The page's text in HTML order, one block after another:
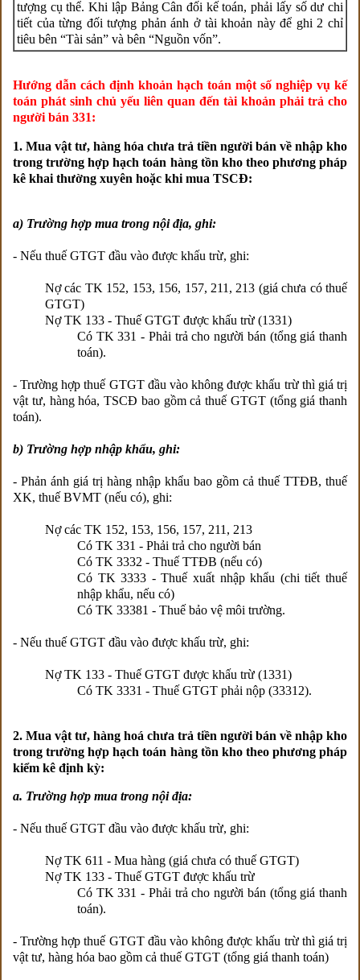
tượng cụ thể. Khi lập Bảng Cân đối kế toán, phải lấy số dư chi
tiết của từng đối tượng phản ánh ở tài khoản này để ghi 2 chỉ
tiêu bên “Tài sản” và bên “Nguồn vốn”.
Hướng dẫn cách định khoản hạch toán một số nghiệp vụ kế
toán phát sinh chủ yếu liên quan đến tài khoản phải trả cho
người bán 331:
1. Mua vật tư, hàng hóa chưa trả tiền người bán về nhập kho
trong trường hợp hạch toán hàng tồn kho theo phương pháp
kê khai thường xuyên hoặc khi mua TSCĐ:
a) Trường hợp mua trong nội địa, ghi:
- Nếu thuế GTGT đầu vào được khấu trừ, ghi:
Nợ các TK 152, 153, 156, 157, 211, 213 (giá chưa có thuế
GTGT)
Nợ TK 133 - Thuế GTGT được khấu trừ (1331)
Có TK 331 - Phải trả cho người bán (tổng giá thanh
toán).
- Trường hợp thuế GTGT đầu vào không được khấu trừ thì giá trị
vật tư, hàng hóa, TSCĐ bao gồm cả thuế GTGT (tổng giá thanh
toán).
b) Trường hợp nhập khẩu, ghi:
- Phản ánh giá trị hàng nhập khẩu bao gồm cả thuế TTĐB, thuế
XK, thuế BVMT (nếu có), ghi:
Nợ các TK 152, 153, 156, 157, 211, 213
Có TK 331 - Phải trả cho người bán
Có TK 3332 - Thuế TTĐB (nếu có)
Có TK 3333 - Thuế xuất nhập khẩu (chi tiết thuế
nhập khẩu, nếu có)
Có TK 33381 - Thuế bảo vệ môi trường.
- Nếu thuế GTGT đầu vào được khấu trừ, ghi:
Nợ TK 133 - Thuế GTGT được khấu trừ (1331)
Có TK 3331 - Thuế GTGT phải nộp (33312).
2. Mua vật tư, hàng hoá chưa trả tiền người bán về nhập kho
trong trường hợp hạch toán hàng tồn kho theo phương pháp
kiểm kê định kỳ:
a. Trường hợp mua trong nội địa:
- Nếu thuế GTGT đầu vào được khấu trừ, ghi:
Nợ TK 611 - Mua hàng (giá chưa có thuế GTGT)
Nợ TK 133 - Thuế GTGT được khấu trừ
Có TK 331 - Phải trả cho người bán (tổng giá thanh
toán).
- Trường hợp thuế GTGT đầu vào không được khấu trừ thì giá trị
vật tư, hàng hóa bao gồm cả thuế GTGT (tổng giá thanh toán)